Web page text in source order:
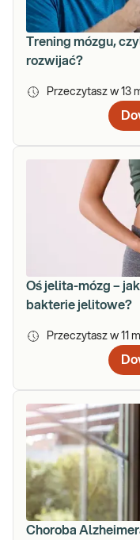
Trening mózgu,
rozwijać?
Przeczytasz w 13
Oś jelita-mózg –
bakterie jelitowe?
Przeczytasz w 11
Choroba